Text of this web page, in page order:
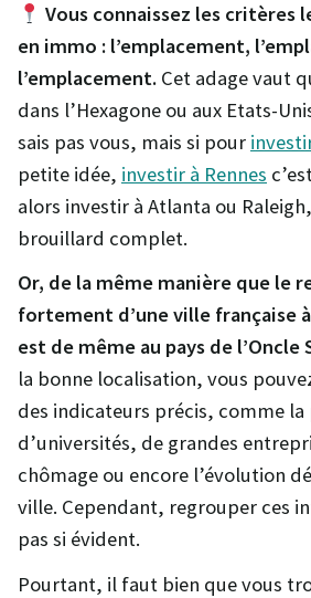
Vous connaissez les critères
en immo : l’emplacement,
l’emplacement. Cet adage vaut
dans l’Hexagone ou aux Etats-
sais pas vous, mais si pour
petite idée, investir à Rennes
alors investir à Atlanta ou
brouillard complet.
Or, de la même manière que le
fortement d’une ville française
est de même au pays de l’Oncle
la bonne localisation, vous
des indicateurs précis, comme la
d’universités, de grandes
chômage ou encore l’évolution
ville. Cependant, regrouper ces
pas si évident.
Pourtant, il faut bien que vous